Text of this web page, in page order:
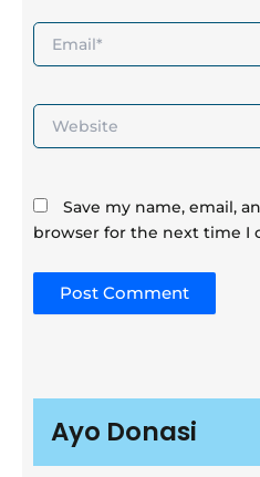
Email*
Website
Save my name, email,
browser for the next time I
Ayo Donasi